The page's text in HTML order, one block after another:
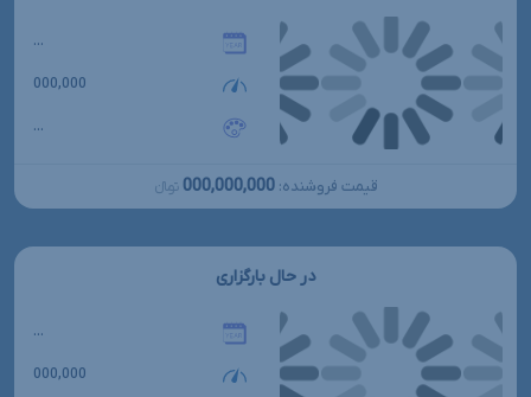
...
000,000
...
قیمت فروشنده: 000,000,000 تومانءءء
در حال بارگزاری
...
000,000